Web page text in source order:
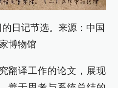
日记节选。来源：中国
博物馆
翻译工作的论文，展现